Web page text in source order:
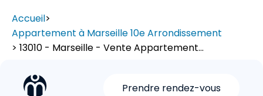
Accueil>
Appartement à Marseille 10e Arrondissement
> 13010 - Marseille - Vente Appartement...
Prendre rendez-vous